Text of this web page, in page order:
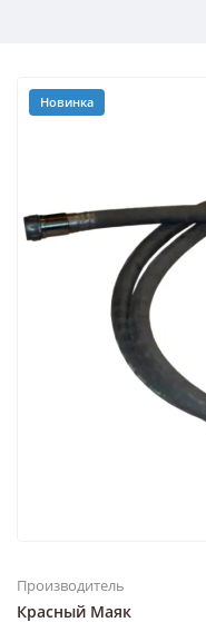
Новинка
Производитель
Красный Маяк